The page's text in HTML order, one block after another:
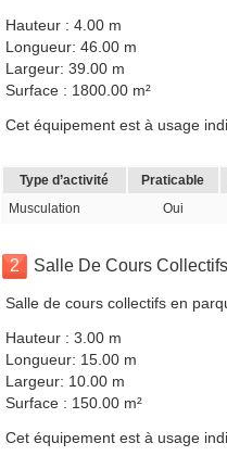
Hauteur : 4.00 m
Longueur: 46.00 m
Largeur: 39.00 m
Surface : 1800.00 m²
Cet équipement est à usage
Type d’activité Praticable
Musculation
Oui
2 Salle De Cours Collectifs
Salle de cours collectifs en
Hauteur : 3.00 m
Longueur: 15.00 m
Largeur: 10.00 m
Surface : 150.00 m²
Cet équipement est à usage